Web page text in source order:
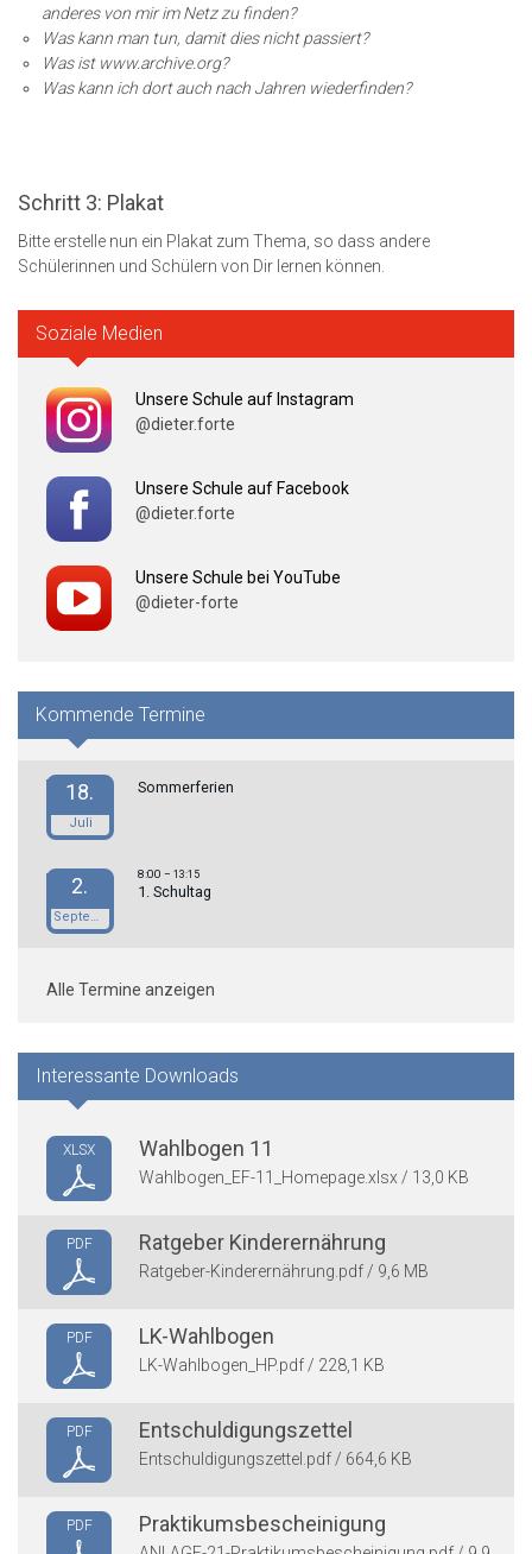
anderes von mir im Netz zu finden?
Was kann man tun, damit dies nicht passiert?
Was ist www.archive.org?
Was kann ich dort auch nach Jahren wiederfinden?
Schritt 3: Plakat
Bitte erstelle nun ein Plakat zum Thema, so dass andere
Schülerinnen und Schülern von Dir lernen können.
Soziale Medien
Unsere Schule auf Instagram
@dieter.forte
Unsere Schule auf Facebook
@dieter.forte
Unsere Schule bei YouTube
@dieter-forte
Kommende Termine
18.
Juli
Sommerferien
2.
September
8:00– 13:15
1. Schultag
Alle Termine anzeigen
Interessante Downloads
XLSX Wahlbogen 11
Wahlbogen_EF-11_Homepage.xlsx / 13,0 KB
PDF Ratgeber Kinderernährung
Ratgeber-Kinderernährung.pdf / 9,6 MB
PDF LK-Wahlbogen
LK-Wahlbogen_HP.pdf / 228,1 KB
PDF Entschuldigungszettel
Entschuldigungszettel.pdf / 664,6 KB
PDF Praktikumsbescheinigung